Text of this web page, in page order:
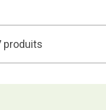
produits